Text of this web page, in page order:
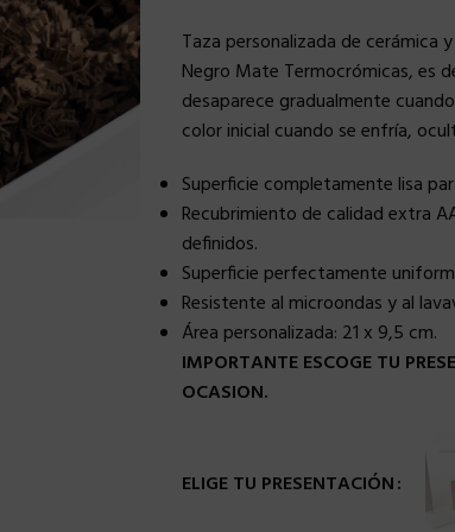
Taza personalizada de cerámica
Negro Mate Termocrómicas, es
desaparece gradualmente
color inicial cuando se enfría,
Superficie completamente lisa
Recubrimiento de calidad extra
definidos.
Superficie perfectamente
Resistente al microondas y al
Área personalizada: 21 x 9,5 cm.
IMPORTANTE ESCOGE TU
OCASION.
ELIGE TU PRESENTACIÓN